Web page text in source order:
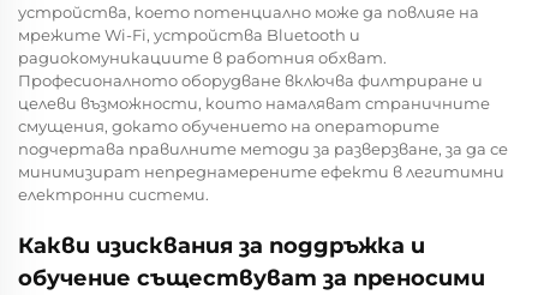
устройства, което потенциално може да повлияе на
мрежите Wi-Fi, устройства Bluetooth и
радиокомуникациите в работния обхват.
Професионалното оборудване включва филтриране и
целеви възможности, които намаляват страничните
смущения, докато обучението на операторите
подчертава правилните методи за разверзване, за да се
минимизират непреднамерените ефекти в легитимни
електронни системи.
Какви изисквания за поддръжка и
обучение съществуват за преносими